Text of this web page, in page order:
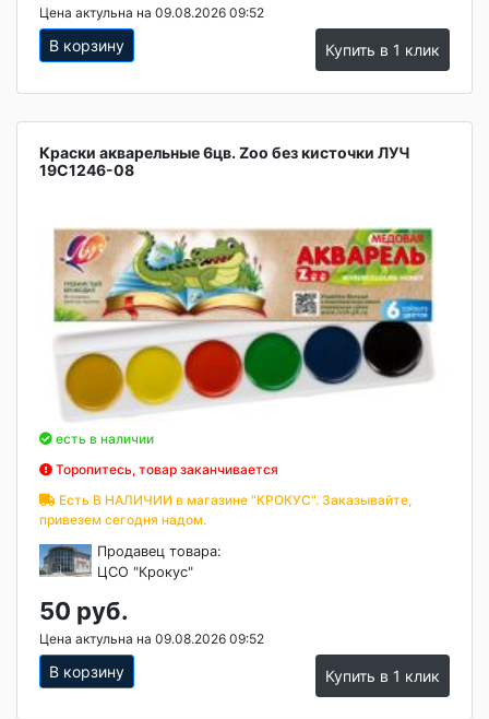
Цена актульна на 09.08.2026 09:52
В корзину Купить в 1 клик
Краски акварельные 6цв. Zoo без кисточки ЛУЧ
19С1246-08
есть в наличии
Торопитесь, товар заканчивается
Есть В НАЛИЧИИ в магазине "КРОКУС". Заказывайте,
привезем сегодня надом.
Продавец товара:
ЦСО "Крокус"
50 руб.
Цена актульна на 09.08.2026 09:52
В корзину Купить в 1 клик